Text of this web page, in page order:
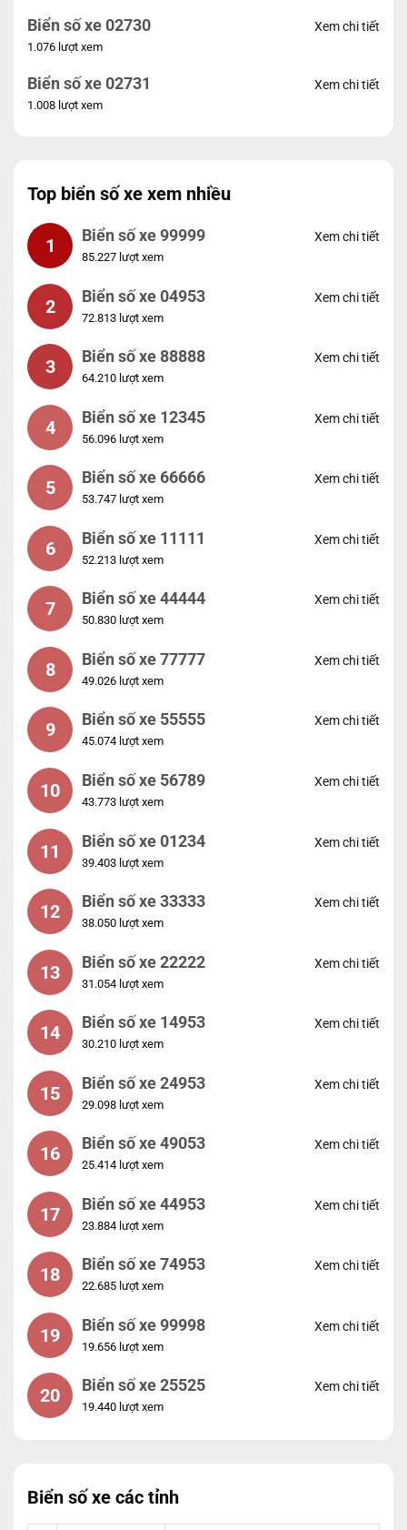
Biển số xe 02730
1.076 lượt xem
Xem chi tiết
Biển số xe 02731
1.008 lượt xem
Xem chi tiết
Top biển số xe xem nhiều
1 Biển số xe 99999
85.227 lượt xem
Xem chi tiết
2 Biển số xe 04953
72.813 lượt xem
Xem chi tiết
3 Biển số xe 88888
64.210 lượt xem
Xem chi tiết
4 Biển số xe 12345
56.096 lượt xem
Xem chi tiết
5 Biển số xe 66666
53.747 lượt xem
Xem chi tiết
6 Biển số xe 11111
52.213 lượt xem
Xem chi tiết
7 Biển số xe 44444
50.830 lượt xem
Xem chi tiết
8 Biển số xe 77777
49.026 lượt xem
Xem chi tiết
9 Biển số xe 55555
45.074 lượt xem
Xem chi tiết
10 Biển số xe 56789
43.773 lượt xem
Xem chi tiết
11 Biển số xe 01234
39.403 lượt xem
Xem chi tiết
12 Biển số xe 33333
38.050 lượt xem
Xem chi tiết
13 Biển số xe 22222
31.054 lượt xem
Xem chi tiết
14 Biển số xe 14953
30.210 lượt xem
Xem chi tiết
15 Biển số xe 24953
29.098 lượt xem
Xem chi tiết
16 Biển số xe 49053
25.414 lượt xem
Xem chi tiết
17 Biển số xe 44953
23.884 lượt xem
Xem chi tiết
18 Biển số xe 74953
22.685 lượt xem
Xem chi tiết
19 Biển số xe 99998
19.656 lượt xem
Xem chi tiết
20 Biển số xe 25525
19.440 lượt xem
Xem chi tiết
Biển số xe các tỉnh